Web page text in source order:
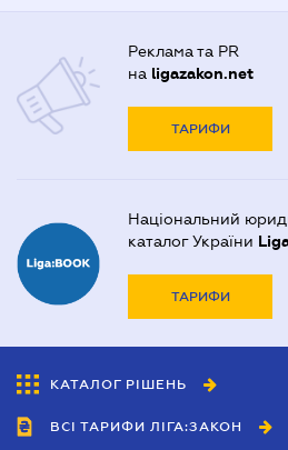
Реклама та PR
на ligazakon.net
ТАРИФИ
Національний
каталог України
ТАРИФИ
КАТАЛОГ РІШЕНЬ
ВСІ ТАРИФИ ЛІГА:ЗАКОН